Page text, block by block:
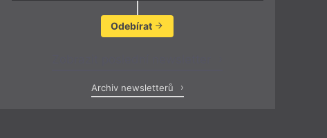
Odebírat
Archiv newsletterů